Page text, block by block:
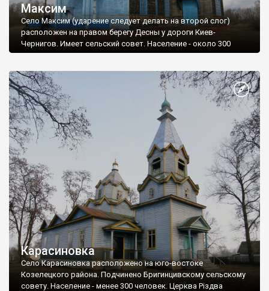
Максим
Село Максим (ударение следует делать на второй слог)
расположен на правом берегу Десны у дороги Киев-
Чернигов. Имеет сельский совет. Население - около 300
человек.
Карасиновка
Село Карасиновка расположено на юго-востоке
Козелецкого района. Подчинено Бригинцивскому сельскому
совету. Население - менее 300 человек. Церква Різдва